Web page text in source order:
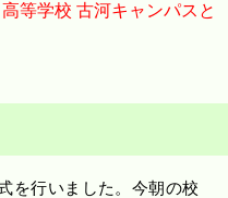
等学校 古河キャンパスと
を行いました。今朝の校